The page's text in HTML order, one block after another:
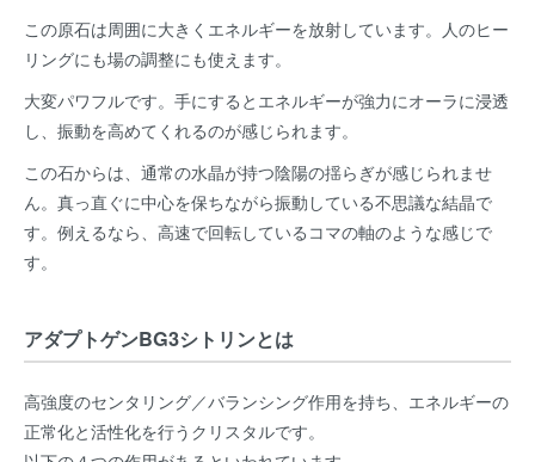
この原石は周囲に大きくエネルギーを放射しています。人のヒー
リングにも場の調整にも使えます。
大変パワフルです。手にするとエネルギーが強力にオーラに浸透
し、振動を高めてくれるのが感じられます。
この石からは、通常の水晶が持つ陰陽の揺らぎが感じられませ
ん。真っ直ぐに中心を保ちながら振動している不思議な結晶で
す。例えるなら、高速で回転しているコマの軸のような感じで
す。
アダプトゲンBG3シトリンとは
高強度のセンタリング／バランシング作用を持ち、エネルギーの
正常化と活性化を行うクリスタルです。